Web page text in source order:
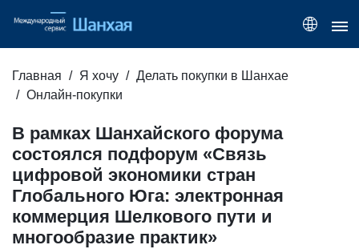
Главная Я хочу
Делать покупки в Шанхае
Онлайн-покупки
В рамках Шанхайского форума
состоялся подфорум «Связь
цифровой экономики стран
Глобального Юга: электронная
коммерция Шелкового пути и
многообразие практик»